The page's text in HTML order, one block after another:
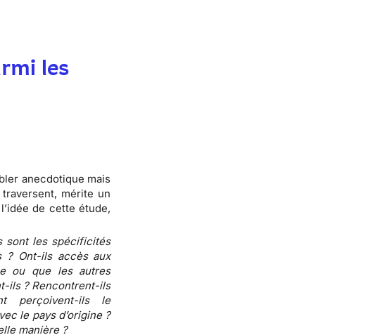
les
anecdotique mais
mérite un
de cette étude,
sont les spécificités
? Ont-ils accès aux
ou que les autres
ils ? Rencontrent-ils
perçoivent-ils le
le pays d’origine ?
manière ?